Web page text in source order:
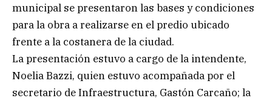
municipal se presentaron las bases y condiciones
para la obra a realizarse en el predio ubicado
frente a la costanera de la ciudad.
La presentación estuvo a cargo de la intendente,
Noelia Bazzi, quien estuvo acompañada por el
secretario de Infraestructura, Gastón Carcaño; la